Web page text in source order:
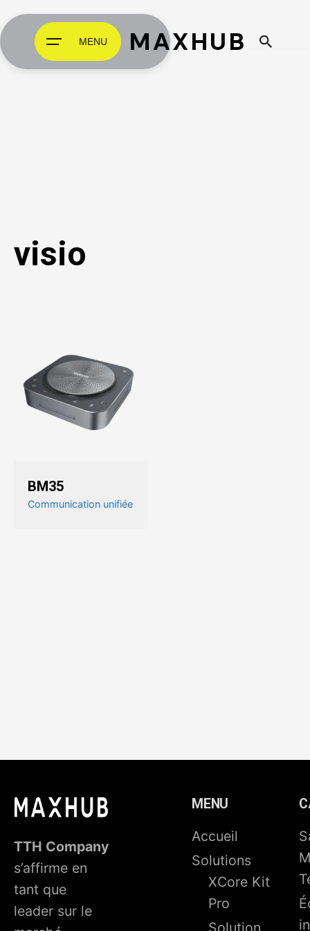
MENU MAXHUB
visio
BM35
Communication unifiée
TTH Company
s’affirme en
tant que
leader sur le
MENU
Accueil
Solutions
XCore Kit
Pro